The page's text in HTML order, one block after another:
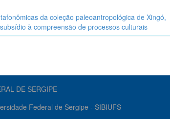
da coleção paleoantropológica de Xingó,
à compreensão de processos culturais
DE SERGIPE
Federal de Sergipe - SIBIUFS